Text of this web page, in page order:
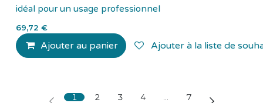
idéal pour un usage professionnel
69,72 €
Ajouter au panier Ajouter à la liste de
1 2 3 4 … 7